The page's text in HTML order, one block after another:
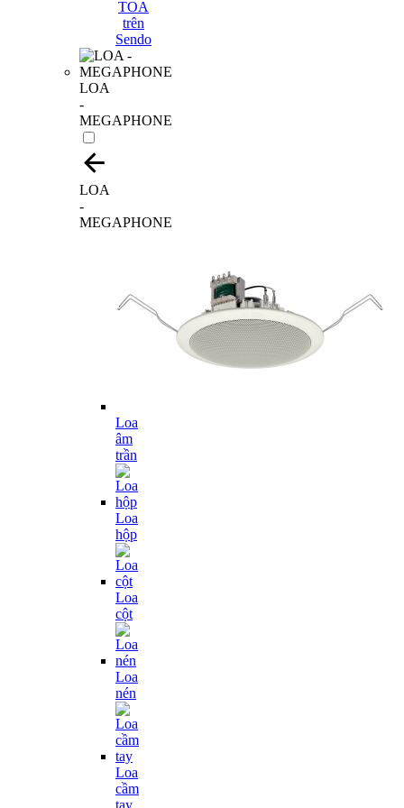
LOA
-
MEGAPHONE
LOA
-
MEGAPHONE
Loa
âm
trần
Loa
hộp
Loa
cột
Loa
nén
Loa
cầm
tay